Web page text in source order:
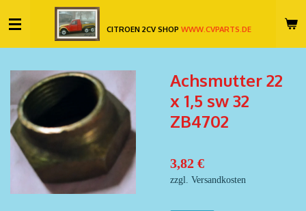
Hauptinhalt
springen
CITROEN 2CV SHOPWWW.CVPARTS.DE
Achsmutter 22
x 1,5 sw 32
ZB4702
3,82 €
zzgl. Versandkosten